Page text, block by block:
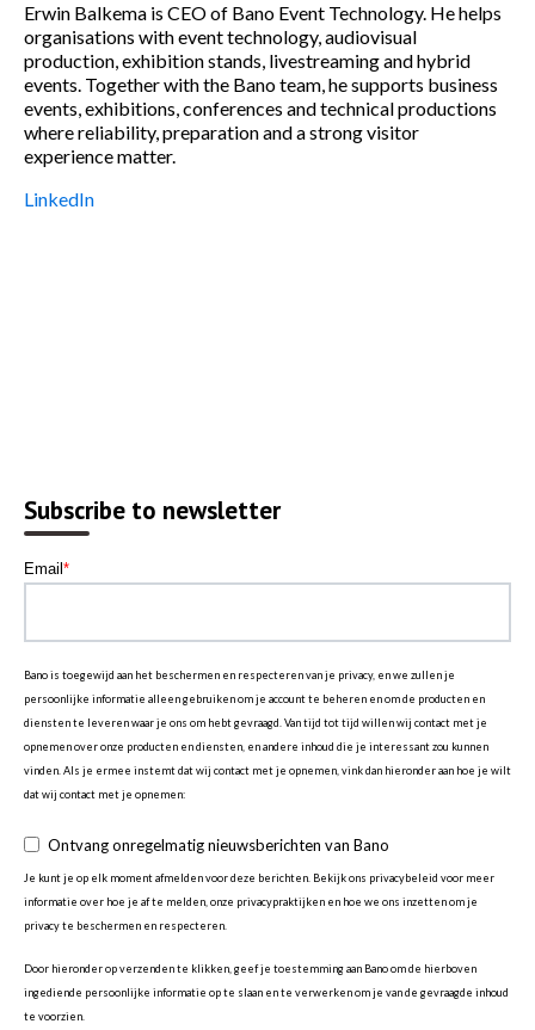
Erwin Balkema is CEO of Bano Event Technology. He helps
organisations with event technology, audiovisual
production, exhibition stands, livestreaming and hybrid
events. Together with the Bano team, he supports business
events, exhibitions, conferences and technical productions
where reliability, preparation and a strong visitor
experience matter.
LinkedIn
Subscribe to newsletter
Email *
Bano is toegewijd aan het beschermen en respecteren van je privacy, en we zullen je
persoonlijke informatie alleen gebruiken om je account te beheren en om de producten en
diensten te leveren waar je ons om hebt gevraagd. Van tijd tot tijd willen wij contact met je
opnemen over onze producten en diensten, en andere inhoud die je interessant zou kunnen
vinden. Als je ermee instemt dat wij contact met je opnemen, vink dan hieronder aan hoe je wilt
dat wij contact met je opnemen:
Ontvang onregelmatig nieuwsberichten van Bano
Je kunt je op elk moment afmelden voor deze berichten. Bekijk ons privacybeleid voor meer
informatie over hoe je af te melden, onze privacypraktijken en hoe we ons inzetten om je
privacy te beschermen en respecteren.
Door hieronder op verzenden te klikken, geef je toestemming aan Bano om de hierboven
ingediende persoonlijke informatie op te slaan en te verwerken om je van de gevraagde inhoud
te voorzien.